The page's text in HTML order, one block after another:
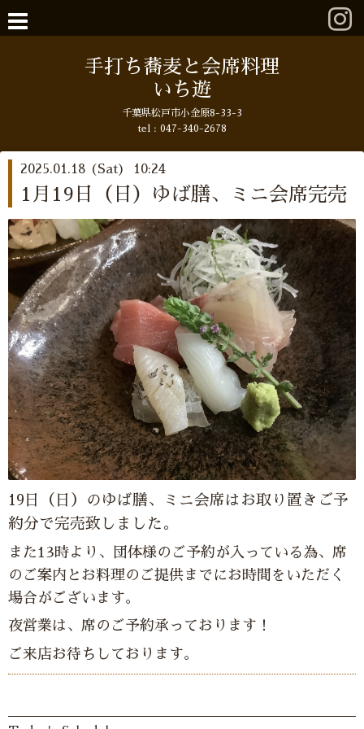
手打ち蕎麦と会席料理
いち遊
千葉県松戸市小金原8-33-3
tel : 047-340-2678
2025.01.18 (Sat) 10:24
1月19日（日）ゆば膳、ミニ会席完売
19日（日）のゆば膳、ミニ会席はお取り置きご予
約分で完売致しました。
また13時より、団体様のご予約が入っている為、席
のご案内とお料理のご提供までにお時間をいただく
場合がございます。
夜営業は、席のご予約承っております！
ご来店お待ちしております。